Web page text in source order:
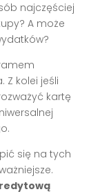
najczęściej
A może
Z kolei jeśli
kartę
się na tych